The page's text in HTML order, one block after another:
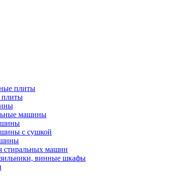
плиты
плиты
машины
с сушкой
стиральных машин
винные шкафы